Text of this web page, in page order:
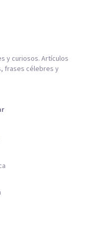
y curiosos. Artículos
frases célebres y